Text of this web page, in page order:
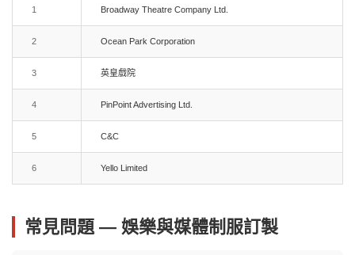
1 Broadway Theatre Company Ltd.
2 Ocean Park Corporation
3 英皇戲院
4 PinPoint Advertising Ltd.
5 C&C
6 Yello Limited
常見問題 — 娛樂與媒體制服訂製